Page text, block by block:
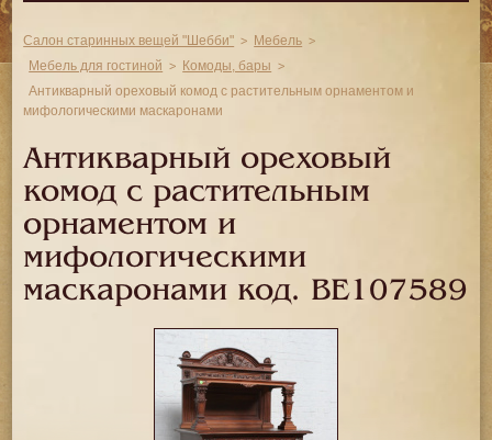
Салон старинных вещей "Шебби"
Мебель
Мебель для гостиной
Комоды, бары
Антикварный ореховый комод с растительным орнаментом и
мифологическими маскаронами
Антикварный ореховый
комод с растительным
орнаментом и
мифологическими
маскаронами код. BE107589